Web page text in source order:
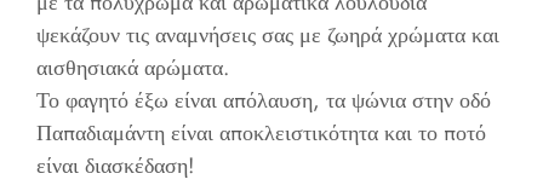
ψεκάζουν τις αναμνήσεις σας με ζωηρά χρώματα και
αισθησιακά αρώματα.
Το φαγητό έξω είναι απόλαυση, τα ψώνια στην οδό
Παπαδιαμάντη είναι αποκλειστικότητα και το ποτό
είναι διασκέδαση!